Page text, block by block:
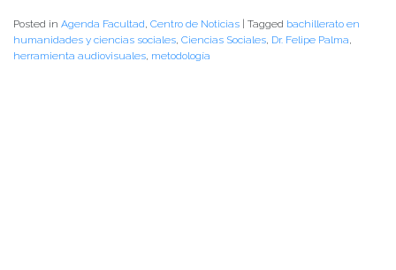
Posted in Agenda Facultad, Centro de Noticias Tagged bachillerato en
humanidades y ciencias sociales, Ciencias Sociales, Dr. Felipe Palma,
herramienta audiovisuales, metodología